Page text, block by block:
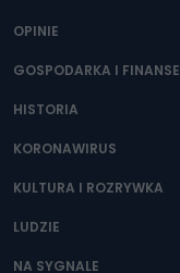
OPINIE
GOSPODARKA I FINANSE
HISTORIA
KORONAWIRUS
KULTURA I ROZRYWKA
LUDZIE
NA SYGNALE